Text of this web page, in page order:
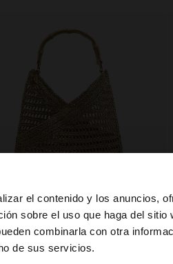
el contenido y los anuncios,
sobre el uso que haga del sitio
combinarla con otra
de sus servicios.
¿Quieres ir a la web de